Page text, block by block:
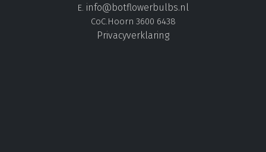
E. info@botflowerbulbs.nl
CoC.Hoorn 3600 6438
Privacyverklaring